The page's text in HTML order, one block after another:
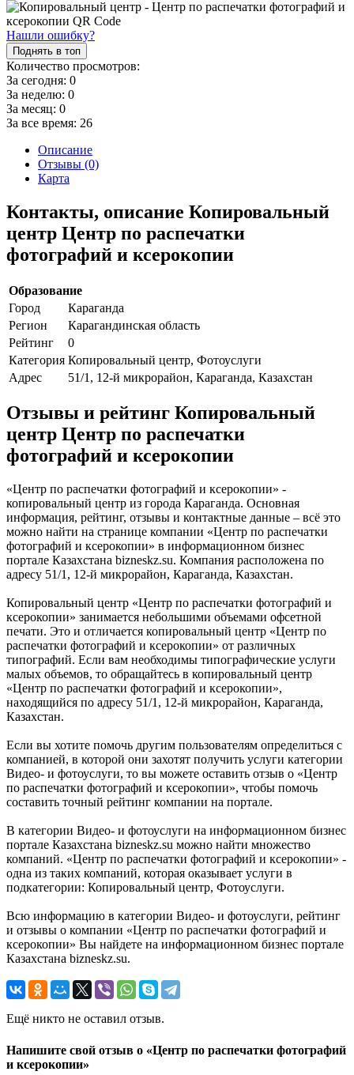
Нашли ошибку?
Поднять в топ
Количество просмотров:
За сегодня: 0
За неделю: 0
За месяц: 0
За все время: 26
Описание
Отзывы (0)
Карта
Контакты, описание Копировальный
центр Центр по распечатки
фотографий и ксерокопии
Образование
Город
Караганда
Регион
Карагандинская область
Рейтинг
0
Категория Копировальный центр, Фотоуслуги
Адрес
51/1, 12-й микрорайон, Караганда, Казахстан
Отзывы и рейтинг Копировальный
центр Центр по распечатки
фотографий и ксерокопии
«Центр по распечатки фотографий и ксерокопии» -
копировальный центр из города Караганда. Основная
информация, рейтинг, отзывы и контактные данные – всё это
можно найти на странице компании «Центр по распечатки
фотографий и ксерокопии» в информационном бизнес
портале Казахстана bizneskz.su. Компания расположена по
адресу 51/1, 12-й микрорайон, Караганда, Казахстан.
Копировальный центр «Центр по распечатки фотографий и
ксерокопии» занимается небольшими объемами офсетной
печати. Это и отличается копировальный центр «Центр по
распечатки фотографий и ксерокопии» от различных
типографий. Если вам необходимы типографические услуги
малых объемов, то обращайтесь в копировальный центр
«Центр по распечатки фотографий и ксерокопии»,
находящийся по адресу 51/1, 12-й микрорайон, Караганда,
Казахстан.
Если вы хотите помочь другим пользователям определиться с
компанией, в которой они захотят получить услуги категории
Видео- и фотоуслуги, то вы можете оставить отзыв о «Центр
по распечатки фотографий и ксерокопии», чтобы помочь
составить точный рейтинг компании на портале.
В категории Видео- и фотоуслуги на информационном бизнес
портале Казахстана bizneskz.su можно найти множество
компаний. «Центр по распечатки фотографий и ксерокопии» -
одна из таких компаний, которая оказывает услуги в
подкатегории: Копировальный центр, Фотоуслуги.
Всю информацию в категории Видео- и фотоуслуги, рейтинг
и отзывы о компании «Центр по распечатки фотографий и
ксерокопии» Вы найдете на информационном бизнес портале
Казахстана bizneskz.su.
Ещё никто не оставил отзыв.
Напишите свой отзыв о «Центр по распечатки фотографий
и ксерокопии»